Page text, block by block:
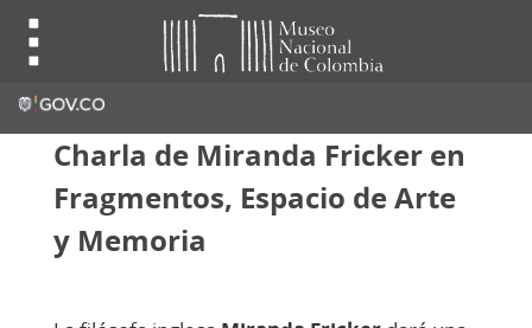
Charla de Miranda Fricker en
Fragmentos, Espacio de Arte
y Memoria